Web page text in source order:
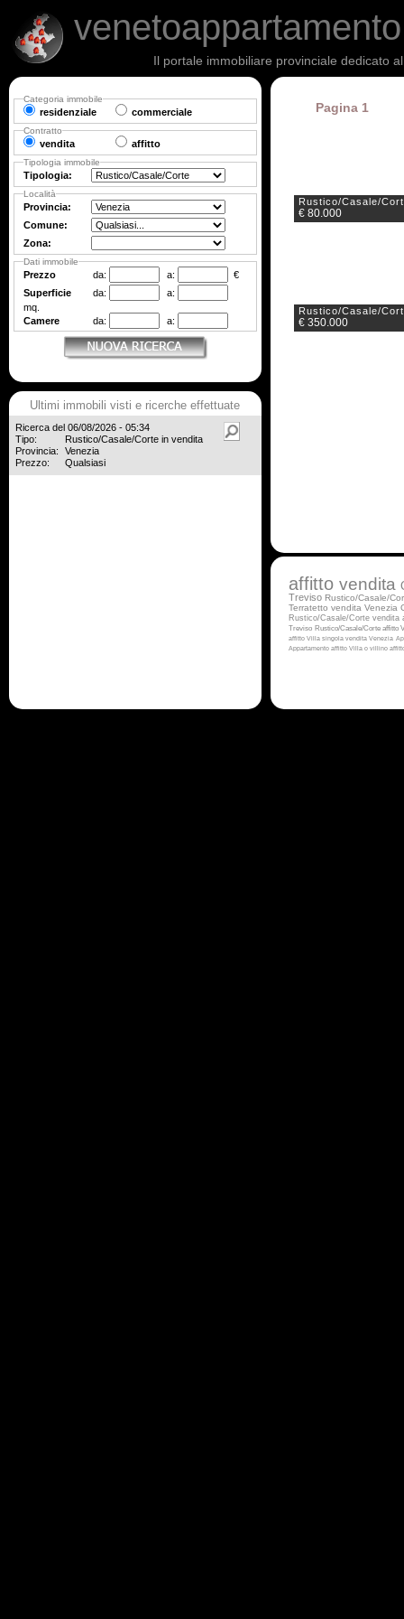
Il portale immobiliare provinciale dedicato
Pagina 1
Rustico/Casale/
€ 80.000
Rustico/Casale/
€ 350.000
affitto vendita
Treviso Rustico/Casale/
Terratetto vendita Venezia
Rustico/Casale/Corte vendita
Treviso Rustico/Casale/Corte affitto
affitto Villa singola vendita Venezia
Appartamento affitto Villa o villino
Categoria immobile
residenziale commerciale
Contratto
vendita affitto
Tipologia immobile
Tipologia:
Località
Provincia:
Comune:
Zona:
Dati immobile
Prezzo da: a:
€
Superficie
da:
a:
mq.
Camere
da: a:
Ultimi immobili visti e ricerche effettuate
Ricerca del 06/08/2026 - 05:34
Tipo:
Rustico/Casale/Corte in vendita
Provincia:
Venezia
Prezzo:
Qualsiasi